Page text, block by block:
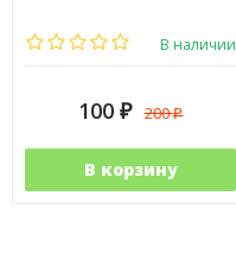
В наличии
100 ₽ 200₽
В корзину